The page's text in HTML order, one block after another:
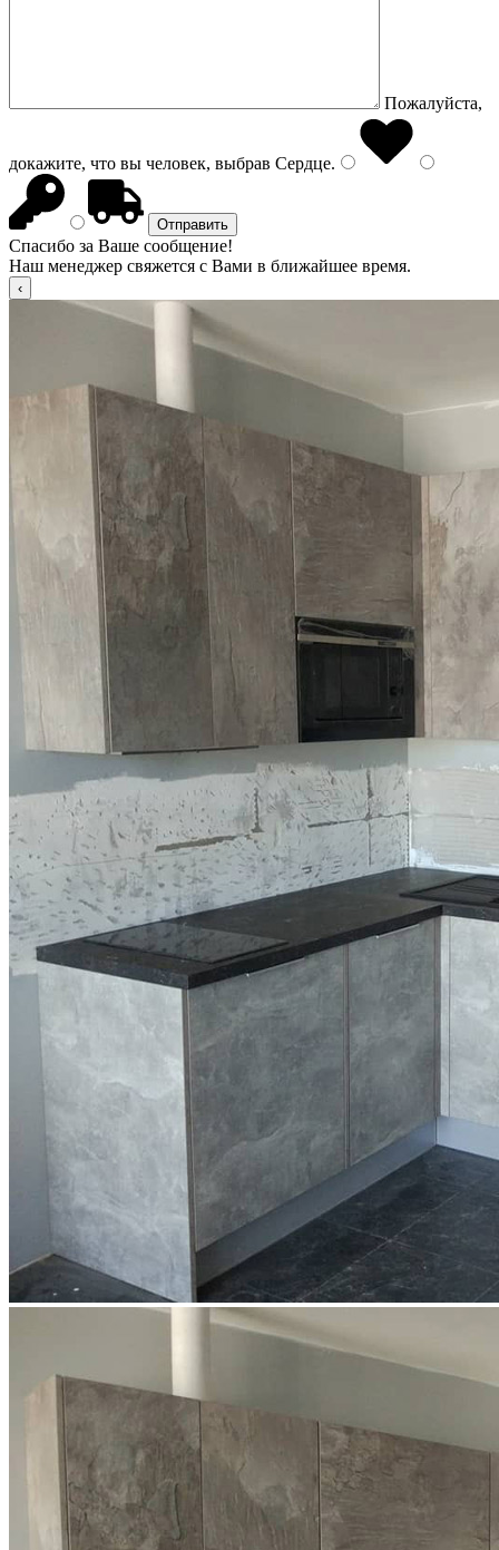
Пожалуйста,
докажите, что вы человек, выбрав Сердце.
Спасибо за Ваше сообщение!
Наш менеджер свяжется с Вами в ближайшее время.